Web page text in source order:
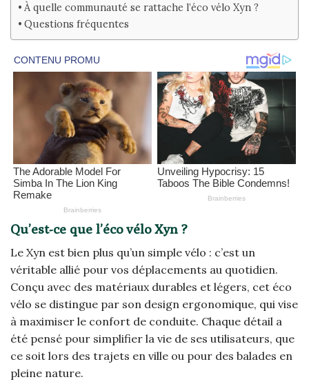
À quelle communauté se rattache l’éco vélo Xyn ?
Questions fréquentes
Qu’est-ce que l’éco vélo Xyn ?
Le Xyn est bien plus qu’un simple vélo : c’est un
véritable allié pour vos déplacements au quotidien.
Conçu avec des matériaux durables et légers, cet éco
vélo se distingue par son design ergonomique, qui vise
à maximiser le confort de conduite. Chaque détail a
été pensé pour simplifier la vie de ses utilisateurs, que
ce soit lors des trajets en ville ou pour des balades en
pleine nature.